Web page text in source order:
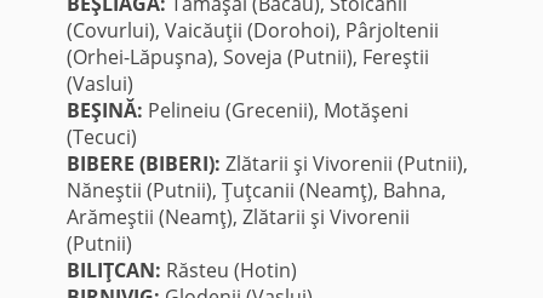
(Covurlui), Vaicăuţii (Dorohoi), Pârjoltenii
(Orhei-Lăpuşna), Soveja (Putnii), Fereştii
(Vaslui)
BEŞINĂ: Pelineiu (Grecenii), Motăşeni
(Tecuci)
BIBERE (BIBERI): Zlătarii şi Vivorenii (Putnii),
Năneştii (Putnii), Ţuţcanii (Neamţ), Bahna,
Arămeştii (Neamţ), Zlătarii şi Vivorenii
(Putnii)
BILIŢCAN: Răsteu (Hotin)